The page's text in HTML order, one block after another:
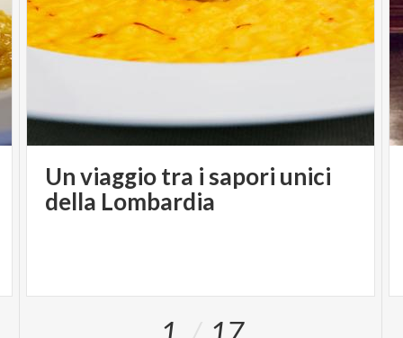
Un viaggio tra i sapori unici
della Lombardia